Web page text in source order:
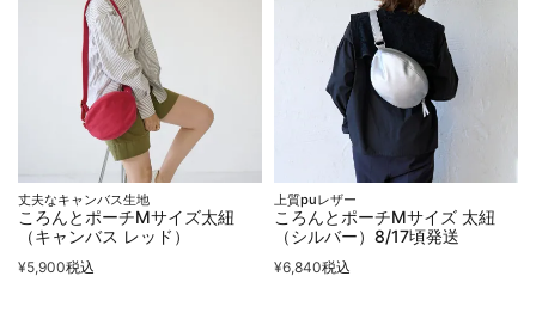
丈夫なキャンバス生地
ころんとポーチMサイズ太紐
（キャンバス レッド）
¥5,900税込
上質puレザー
ころんとポーチMサイズ 太紐
（シルバー）8/17頃発送
¥6,840税込